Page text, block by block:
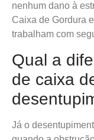
nenhum dano à
Caixa de Gordura
trabalham com
Qual a
de caixa
Já o